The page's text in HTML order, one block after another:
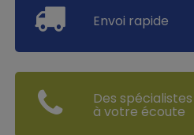
Envoi rapide
Des spécialistes
à votre écoute